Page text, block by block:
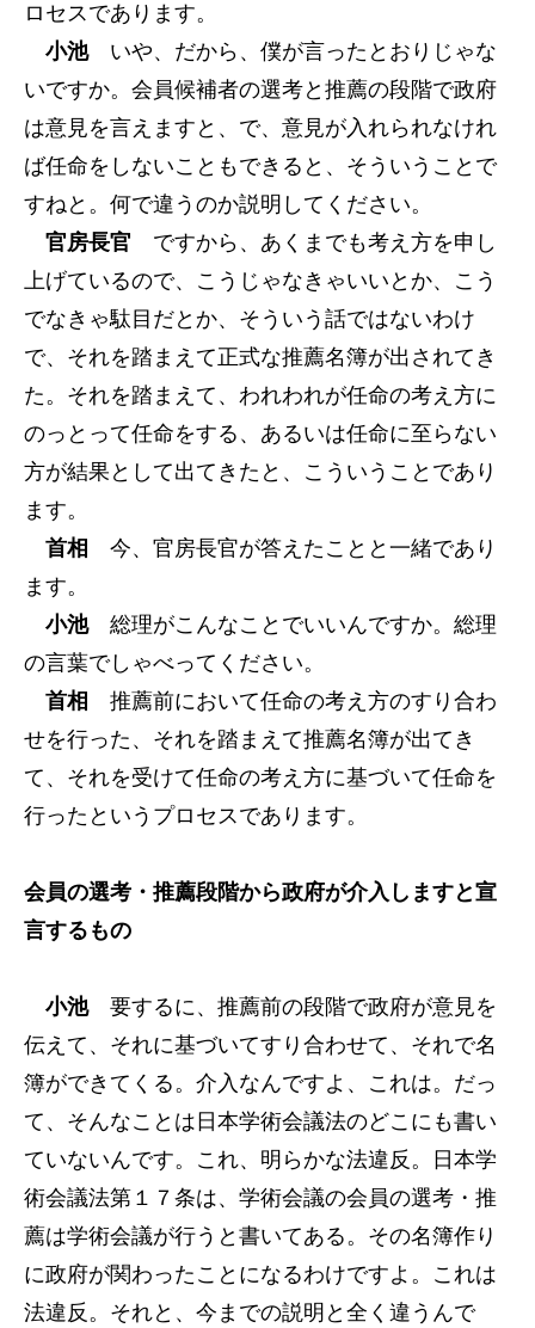
ロセスであります。
小池いや、だから、僕が言ったとおりじゃな
いですか。会員候補者の選考と推薦の段階で政府
は意見を言えますと、で、意見が入れられなけれ
ば任命をしないこともできると、そういうことで
すねと。何で違うのか説明してください。
官房長官 ですから、あくまでも考え方を申し
上げているので、こうじゃなきゃいいとか、こう
でなきゃ駄目だとか、そういう話ではないわけ
で、それを踏まえて正式な推薦名簿が出されてき
た。それを踏まえて、われわれが任命の考え方に
のっとって任命をする、あるいは任命に至らない
方が結果として出てきたと、こういうことであり
ます。
首相
今、官房長官が答えたことと一緒であり
ます。
小池総理がこんなことでいいんですか。総理
の言葉でしゃべってください。
首相
推薦前において任命の考え方のすり合わ
せを行った、それを踏まえて推薦名簿が出てき
て、それを受けて任命の考え方に基づいて任命を
行ったというプロセスであります。
会員の選考・推薦段階から政府が介入しますと宣
言するもの
小池要するに、推薦前の段階で政府が意見を
伝えて、それに基づいてすり合わせて、それで名
簿ができてくる。介入なんですよ、これは。だっ
て、そんなことは日本学術会議法のどこにも書い
ていないんです。これ、明らかな法違反。日本学
術会議法第１７条は、学術会議の会員の選考・推
薦は学術会議が行うと書いてある。その名簿作り
に政府が関わったことになるわけですよ。これは
法違反。それと、今までの説明と全く違うんで